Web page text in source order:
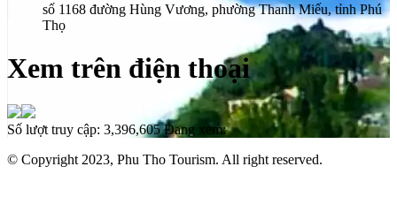
số 1168 đường Hùng Vương, phường Thanh Miếu, tỉnh Phú
Thọ
Xem trên điện thoại
Số lượt truy cập: 3,396,605Đang xem:
© Copyright 2023, Phu Tho Tourism. All right reserved.